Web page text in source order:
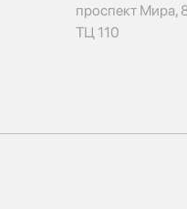
проспект Мира,
ТЦ 110